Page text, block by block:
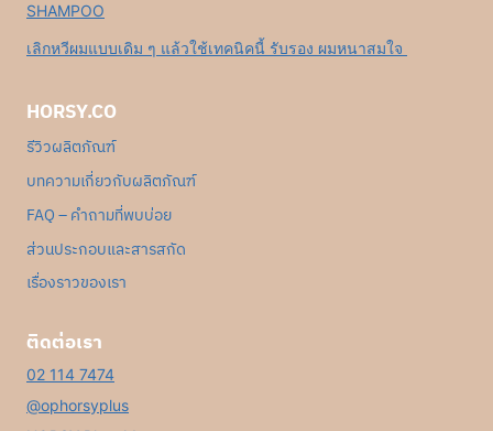
SHAMPOO
เลิกหวีผมแบบเดิม ๆ แล้วใช้เทคนิคนี้ รับรอง ผมหนาสมใจ
HORSY.CO
รีวิวผลิตภัณฑ์
บทความเกี่ยวกับผลิตภัณฑ์
FAQ – คำถามที่พบบ่อย
ส่วนประกอบและสารสกัด
เรื่องราวของเรา
ติดต่อเรา
02 114 7474
@ophorsyplus